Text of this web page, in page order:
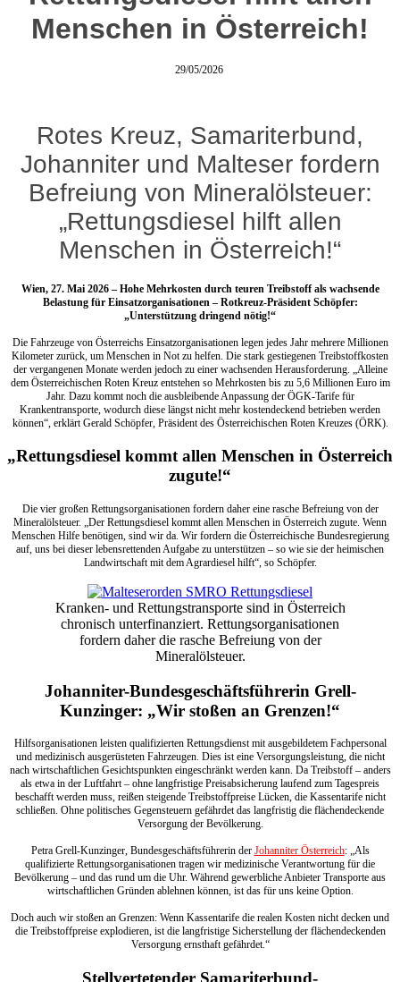
Menschen in Österreich!
29/05/2026
Rotes Kreuz, Samariterbund,
Johanniter und Malteser fordern
Befreiung von Mineralölsteuer:
„Rettungsdiesel hilft allen
Menschen in Österreich!“
Wien, 27. Mai 2026 – Hohe Mehrkosten durch teuren Treibstoff als wachsende
Belastung für Einsatzorganisationen – Rotkreuz-Präsident Schöpfer:
„Unterstützung dringend nötig!“
Die Fahrzeuge von Österreichs Einsatzorganisationen legen jedes Jahr mehrere Millionen
Kilometer zurück, um Menschen in Not zu helfen. Die stark gestiegenen Treibstoffkosten
der vergangenen Monate werden jedoch zu einer wachsenden Herausforderung. „Alleine
dem Österreichischen Roten Kreuz entstehen so Mehrkosten bis zu 5,6 Millionen Euro im
Jahr. Dazu kommt noch die ausbleibende Anpassung der ÖGK-Tarife für
Krankentransporte, wodurch diese längst nicht mehr kostendeckend betrieben werden
können“, erklärt Gerald Schöpfer, Präsident des Österreichischen Roten Kreuzes (ÖRK).
„Rettungsdiesel kommt allen Menschen in Österreich
zugute!“
Die vier großen Rettungsorganisationen fordern daher eine rasche Befreiung von der
Mineralölsteuer. „Der Rettungsdiesel kommt allen Menschen in Österreich zugute. Wenn
Menschen Hilfe benötigen, sind wir da. Wir fordern die Österreichische Bundesregierung
auf, uns bei dieser lebensrettenden Aufgabe zu unterstützen – so wie sie der heimischen
Landwirtschaft mit dem Agrardiesel hilft“, so Schöpfer.
Kranken- und Rettungstransporte sind in Österreich
chronisch unterfinanziert. Rettungsorganisationen
fordern daher die rasche Befreiung von der
Mineralölsteuer.
Johanniter-Bundesgeschäftsführerin Grell-
Kunzinger: „Wir stoßen an Grenzen!“
Hilfsorganisationen leisten qualifizierten Rettungsdienst mit ausgebildetem Fachpersonal
und medizinisch ausgerüsteten Fahrzeugen. Dies ist eine Versorgungsleistung, die nicht
nach wirtschaftlichen Gesichtspunkten eingeschränkt werden kann. Da Treibstoff – anders
als etwa in der Luftfahrt – ohne langfristige Preisabsicherung laufend zum Tagespreis
beschafft werden muss, reißen steigende Treibstoffpreise Lücken, die Kassentarife nicht
schließen. Ohne politisches Gegensteuern gefährdet das langfristig die flächendeckende
Versorgung der Bevölkerung.
Petra Grell-Kunzinger, Bundesgeschäftsführerin der Johanniter Österreich: „Als
qualifizierte Rettungsorganisationen tragen wir medizinische Verantwortung für die
Bevölkerung – und das rund um die Uhr. Während gewerbliche Anbieter Transporte aus
wirtschaftlichen Gründen ablehnen können, ist das für uns keine Option.
Doch auch wir stoßen an Grenzen: Wenn Kassentarife die realen Kosten nicht decken und
die Treibstoffpreise explodieren, ist die langfristige Sicherstellung der flächendeckenden
Versorgung ernsthaft gefährdet.“
Stellvertetender Samariterbund-